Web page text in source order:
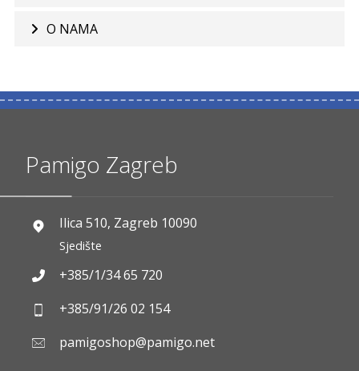
O NAMA
Pamigo Zagreb
Ilica 510, Zagreb 10090
Sjedište
+385/1/34 65 720
+385/91/26 02 154
pamigoshop@pamigo.net